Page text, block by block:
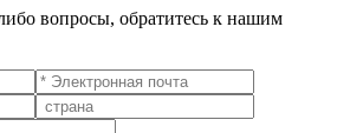
вопросы, обратитесь к нашим